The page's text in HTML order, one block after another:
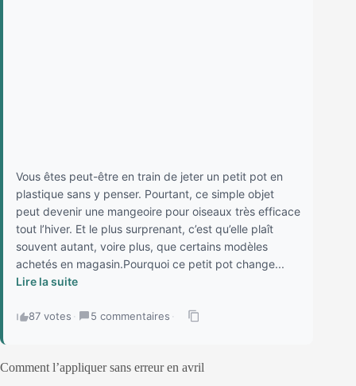
Vous êtes peut-être en train de jeter un petit pot en
plastique sans y penser. Pourtant, ce simple objet
peut devenir une mangeoire pour oiseaux très efficace
tout l’hiver. Et le plus surprenant, c’est qu’elle plaît
souvent autant, voire plus, que certains modèles
achetés en magasin.Pourquoi ce petit pot change...
Lire la suite
87 votes · 5 commentaires ·
Comment l’appliquer sans erreur en avril